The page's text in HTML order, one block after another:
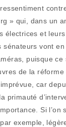
» qui, dans un
électrices et
sénateurs vont
puisque ce
de la
car
primauté
Si l’on
exemple,